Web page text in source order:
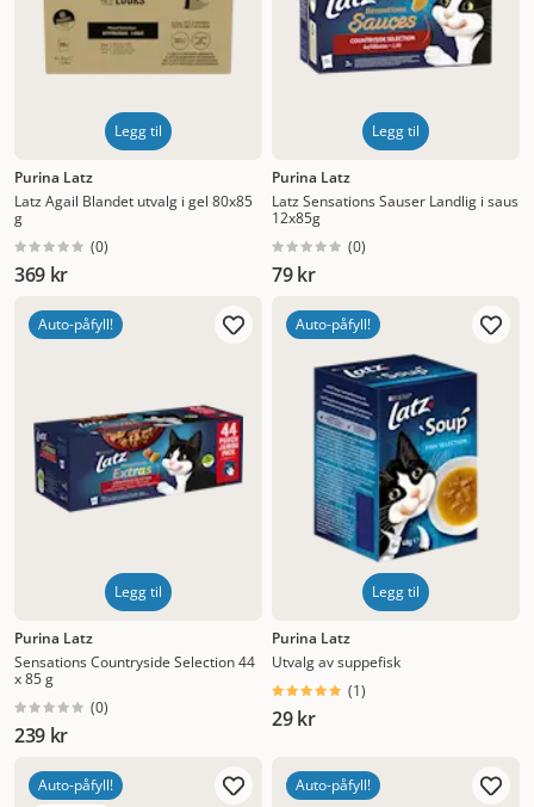
Tilbud
Legg til
Purina Latz
Latz Agail Blandet utvalg i gel 80x85
g
(0)
369 kr
Legg til
Purina Latz
Latz Sensations Sauser Landlig i saus
12x85g
(0)
79 kr
Auto-påfyll!
Legg til
Purina Latz
Sensations Countryside Selection 44
x 85 g
(0)
239 kr
Auto-påfyll!
Legg til
Purina Latz
Utvalg av suppefisk
(1)
29 kr
Auto-påfyll!
Auto-påfyll!